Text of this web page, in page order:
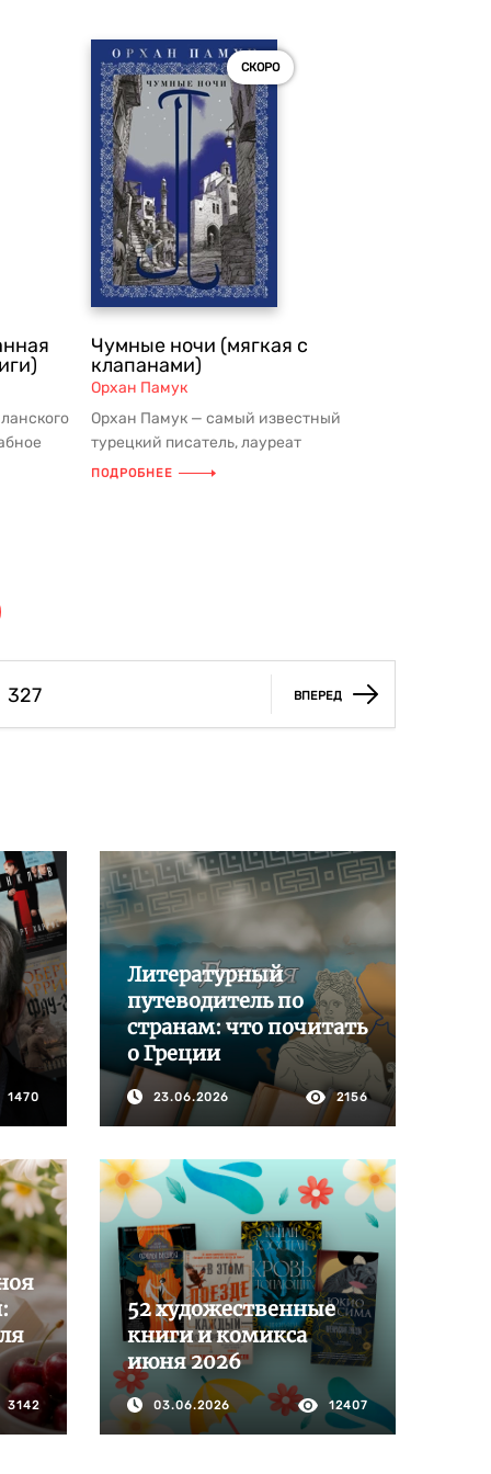
СКОРО
Чумные ночи (мягкая с
клапанами)
Орхан Памук
Орхан Памук — самый известный
турецкий писатель, лауреат
Нобелевской премии по литературе.
ПОДРОБНЕЕ
327 ВПЕРЕД
1470
Литературный
путеводитель по
странам: что почитать
о Греции
23.06.2026 2156
3142
52 художественные
книги и комикса
июня 2026
03.06.2026 12407